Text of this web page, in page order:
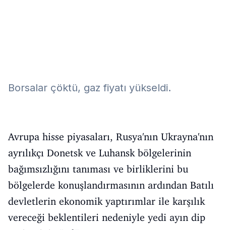
Borsalar çöktü, gaz fiyatı yükseldi.
Avrupa hisse piyasaları, Rusya'nın Ukrayna'nın
ayrılıkçı Donetsk ve Luhansk bölgelerinin
bağımsızlığını tanıması ve birliklerini bu
bölgelerde konuşlandırmasının ardından Batılı
devletlerin ekonomik yaptırımlar ile karşılık
vereceği beklentileri nedeniyle yedi ayın dip